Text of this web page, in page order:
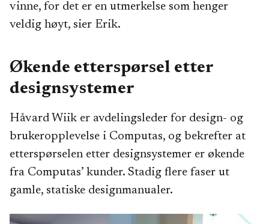
vinne, for det er en utmerkelse som henger
veldig høyt, sier Erik.
Økende etterspørsel etter
designsystemer
Håvard Wiik er avdelingsleder for design- og
brukeropplevelse i Computas, og bekrefter at
etterspørselen etter designsystemer er økende
fra Computas’ kunder. Stadig flere faser ut
gamle, statiske designmanualer.